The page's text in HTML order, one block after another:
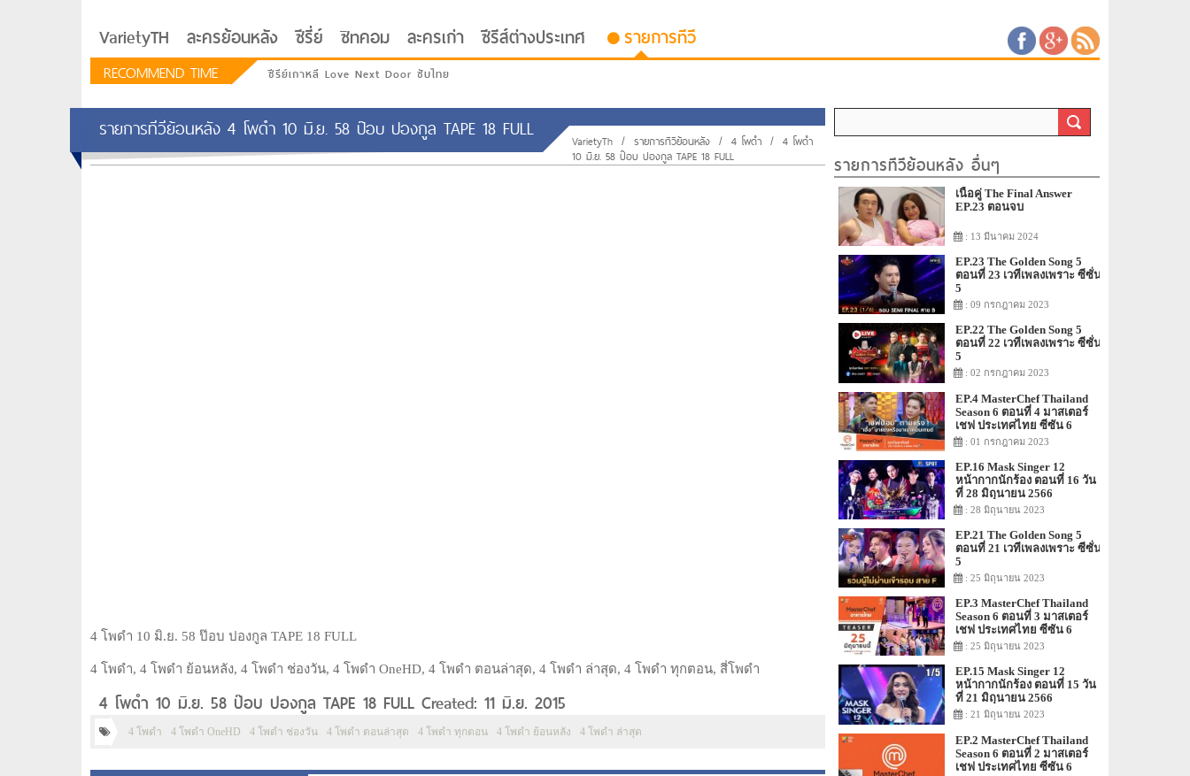
VarietyTH ละครย้อนหลัง ซีรี่ย์ ซิทคอม ละครเก่า ซีรีส์ต่างประเทศ รายการทีวี
RECOMMEND TIME ซีรีย์เกาหลี Love Next Door ซับไทย
รายการทีวีย้อนหลัง 4 โพดำ 10 มิ.ย. 58 ป๊อบ ปองกูล TAPE 18 FULL VarietyTh / รายการทีวีย้อนหลัง / 4 โพดำ / 4 โพดำ
10 มิ.ย. 58 ป๊อบ ปองกูล TAPE 18 FULL
4 โพดำ 10 มิ.ย. 58 ป๊อบ ปองกูล TAPE 18 FULL
4 โพดำ, 4 โพดำ ย้อนหลัง, 4 โพดำ ช่องวัน, 4 โพดำ OneHD, 4 โพดำ ตอนล่าสุด, 4 โพดำ ล่าสุด, 4 โพดำ ทุกตอน, สี่โพดำ
4 โพดำ 10 มิ.ย. 58 ป๊อบ ปองกูล TAPE 18 FULL Created: 11 มิ.ย. 2015
4 โพดำ 4 โพดำ OneHD 4 โพดำ ช่องวัน 4 โพดำ ตอนล่าสุด 4 โพดำ ทุกตอน 4 โพดำ ย้อนหลัง 4 โพดำ ล่าสุด
รายการทีวีย้อนหลัง อื่นๆ
เนื้อคู่ The Final Answer
EP.23 ตอนจบ
: 13 มีนาคม 2024
EP.23 The Golden Song 5
ตอนที่ 23 เวทีเพลงเพราะ ซีซั่น
5
: 09 กรกฎาคม 2023
EP.22 The Golden Song 5
ตอนที่ 22 เวทีเพลงเพราะ ซีซั่น
5
: 02 กรกฎาคม 2023
EP.4 MasterChef Thailand
Season 6 ตอนที่ 4 มาสเตอร์
เชฟ ประเทศไทย ซีซัน 6
: 01 กรกฎาคม 2023
EP.16 Mask Singer 12
หน้ากากนักร้อง ตอนที่ 16 วัน
ที่ 28 มิถุนายน 2566
: 28 มิถุนายน 2023
EP.21 The Golden Song 5
ตอนที่ 21 เวทีเพลงเพราะ ซีซั่น
5
: 25 มิถุนายน 2023
EP.3 MasterChef Thailand
Season 6 ตอนที่ 3 มาสเตอร์
เชฟ ประเทศไทย ซีซัน 6
: 25 มิถุนายน 2023
EP.15 Mask Singer 12
หน้ากากนักร้อง ตอนที่ 15 วัน
ที่ 21 มิถุนายน 2566
: 21 มิถุนายน 2023
EP.2 MasterChef Thailand
Season 6 ตอนที่ 2 มาสเตอร์
เชฟ ประเทศไทย ซีซัน 6